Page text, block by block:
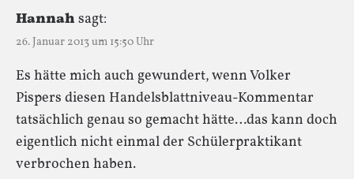
Hannah sagt:
26. Januar 2013 um 15:50 Uhr
Es hätte mich auch gewundert, wenn Volker
Pispers diesen Handelsblattniveau-Kommentar
tatsächlich genau so gemacht hätte…das kann doch
eigentlich nicht einmal der Schülerpraktikant
verbrochen haben.